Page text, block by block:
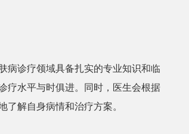
病诊疗领域具备扎实的专业知识和临
疗水平与时俱进。同时，医生会根据
解自身病情和治疗方案。